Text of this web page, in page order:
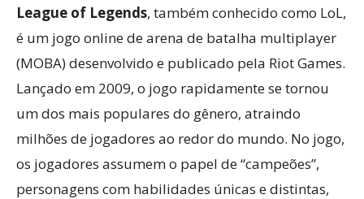
League of Legends, também conhecido como LoL,
é um jogo online de arena de batalha multiplayer
(MOBA) desenvolvido e publicado pela Riot Games.
Lançado em 2009, o jogo rapidamente se tornou
um dos mais populares do gênero, atraindo
milhões de jogadores ao redor do mundo. No jogo,
os jogadores assumem o papel de “campeões”,
personagens com habilidades únicas e distintas,